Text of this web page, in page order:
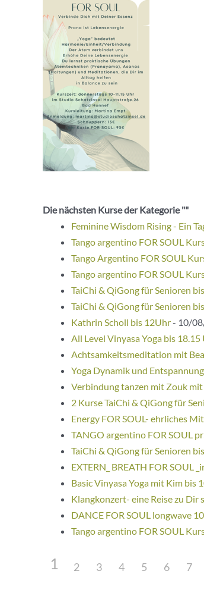
Die nächsten Kurse der Kategorie ""
Feminine Wisdom Rising - Ein
Tango argentino FOR SOUL
Tango Argentino FOR SOUL
Tango argentino FOR SOUL
TaiChi & QiGong für Senioren
TaiChi & QiGong für Senioren
Kathrin Scholl bis 12Uhr- 10/
All Level Vinyasa Yoga bis 18.15
Achtsamkeitsmeditation mit
Yoga Dynamik und
Verbindung tanzen mit Zouk
2 Kurse TaiChi & QiGong für
Energy FOR SOUL- ehrliches
TANGO argentino FOR SOUL
TaiChi & QiGong für Senioren
EXTERN_ BREATH FOR SOUL
Basic Vinyasa Yoga mit Kim bis
Klangkonzert- eine Reise zu Dir
DANCE FOR SOUL longwave
Tango argentino FOR SOUL
1 2 3 4 5 6 7